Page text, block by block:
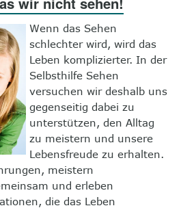
Wenn das Sehen
schlechter wird, wird das
Leben komplizierter. In der
Selbsthilfe Sehen
versuchen wir deshalb uns
gegenseitig dabei zu
unterstützen, den Alltag
zu meistern und unsere
Lebensfreude zu erhalten.
meistern
und erleben
die das Leben